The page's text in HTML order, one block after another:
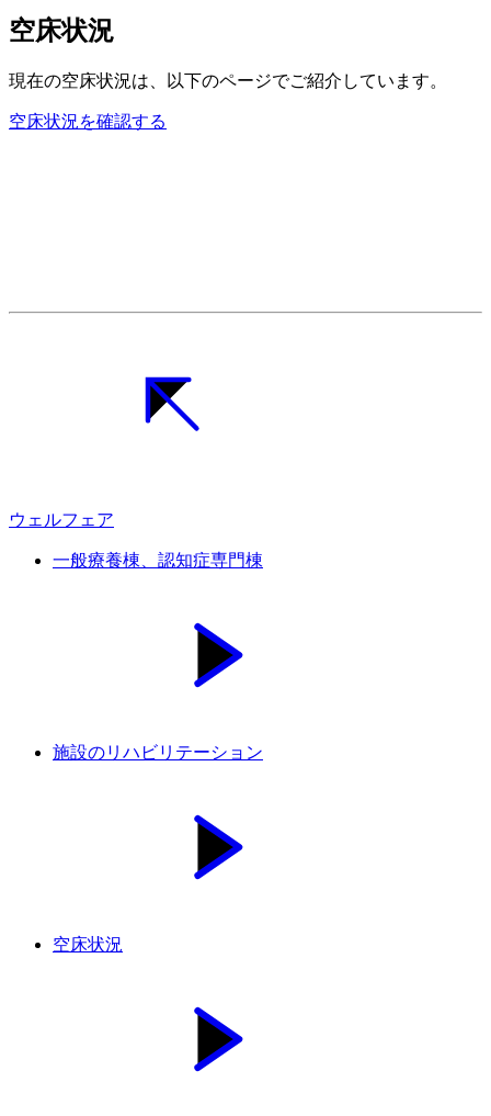
空床状況
現在の空床状況は、以下のページでご紹介しています。
空床状況を確認する
ウェルフェア
一般療養棟、認知症専門棟
施設のリハビリテーション
空床状況